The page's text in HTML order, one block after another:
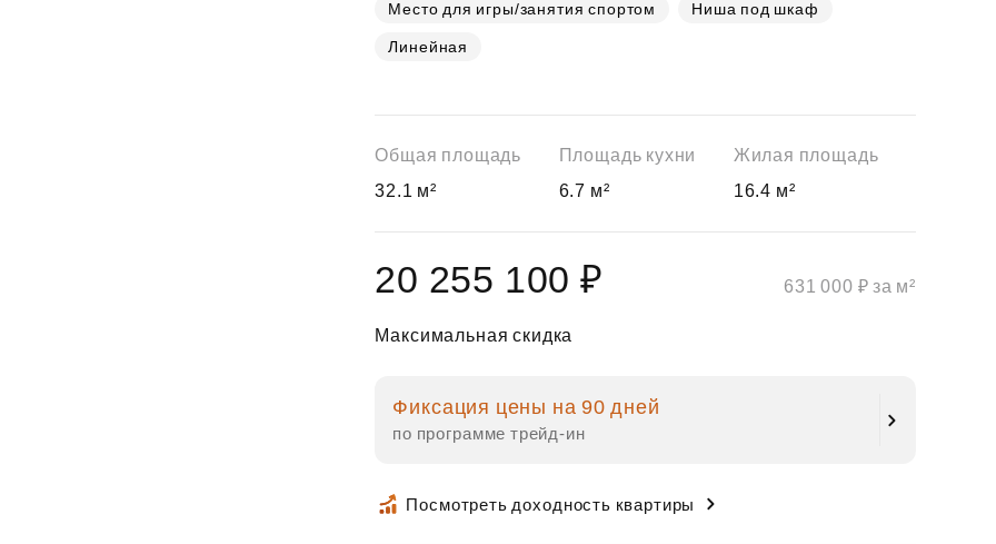
20 255 100 ₽
Максимальная скидка
Фиксация цены на 90 дней
по программе трейд‑ин
Посмотреть доходность квартиры
631 000 ₽ за м²
Место для игры/занятия спортом Ниша под шкаф
Линейная
Общая площадь
32.1 м²
Площадь кухни
6.7 м²
Жилая площадь
16.4 м²